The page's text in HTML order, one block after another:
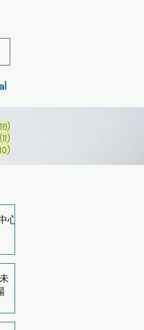
16 篇文章
(11)11 篇文章
10 篇文章
心